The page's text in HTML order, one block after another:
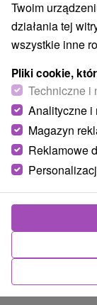
Region
Znalazłeś błąd
Zgłoś błąd
Twoim
działania tej
wszystkie inne
Pliki cookie,
Techniczne i
Analityczne i
Magazyn
Reklamowe